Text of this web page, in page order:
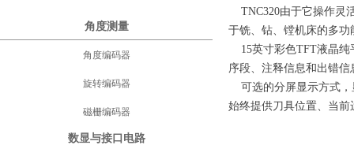
TNC320由于它操作灵
于铣、钻、镗机床的多功
15英寸彩色TFT液晶纯
序段、注释信息和出错
可选的分屏显示方式，
始终提供刀具位置、当
角度测量
角度编码器
旋转编码器
磁栅编码器
数显与接口电路